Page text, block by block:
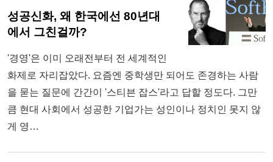
성공신화, 왜 한국에선 80년대
에서 그친걸까?
'경영'은 이미 오래전부터 전 세계적인
화제로 자리잡았다. 요즘엔 중학생만 되어도 존경하는 사람
을 묻는 질문에 간간이 '스티븐 잡스'라고 답할 정도다. 그만
큼 현대 사회에서 성공한 기업가는 성인이나 정치인 못지 않
게 영…